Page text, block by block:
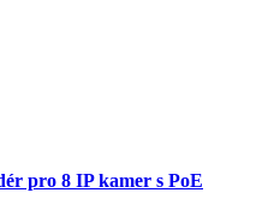
pro 8 IP kamer s PoE